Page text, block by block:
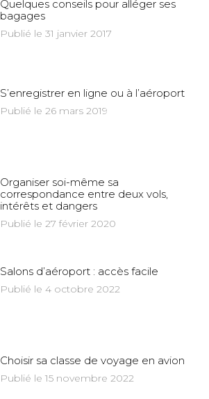
Quelques conseils pour alléger ses
bagages
Publié le 31 janvier 2017
S’enregistrer en ligne ou à l’aéroport
Publié le 26 mars 2019
Organiser soi-même sa
correspondance entre deux vols,
intérêts et dangers
Publié le 27 février 2020
Salons d’aéroport : accès facile
Publié le 4 octobre 2022
Choisir sa classe de voyage en avion
Publié le 15 novembre 2022